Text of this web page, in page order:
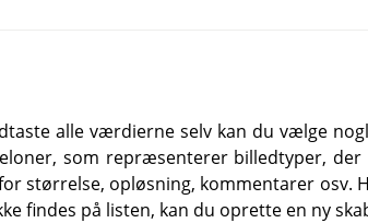
alle værdierne selv kan du vælge
som repræsenterer billedtyper,
størrelse, opløsning, kommentarer osv.
findes på listen, kan du oprette en ny